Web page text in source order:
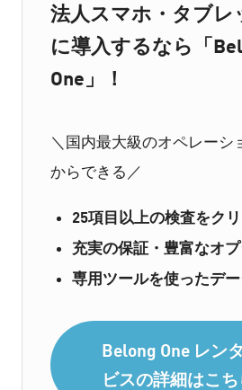
法人スマホ・タブレ
に導入するなら「
One」！
＼国内最大級のオペレーシ
からできる／
25項目以上の検査をク
充実の保証・豊富なオ
専用ツールを使ったデ
Belong One レン
ビスの詳細はこち